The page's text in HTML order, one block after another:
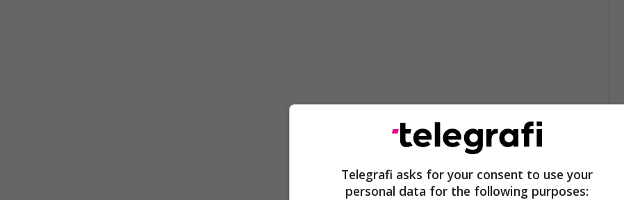
Telegrafi asks for your consent to use your
personal data for the following purposes: